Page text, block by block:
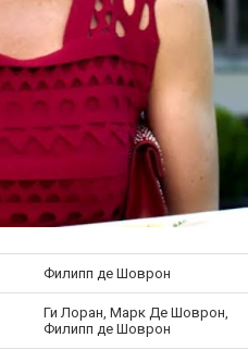
Филипп де Шоврон
Ги Лоран, Марк Де Шоврон,
Филипп де Шоврон